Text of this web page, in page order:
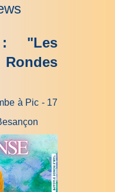
: "Les
à Pic - 17